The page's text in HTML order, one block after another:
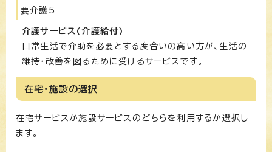
要介護5
介護サービス(介護給付)
日常生活で介助を必要とする度合いの高い方が、生活の
維持・改善を図るために受けるサービスです。
在宅・施設の選択
在宅サービスか施設サービスのどちらを利用するか選択し
ます。